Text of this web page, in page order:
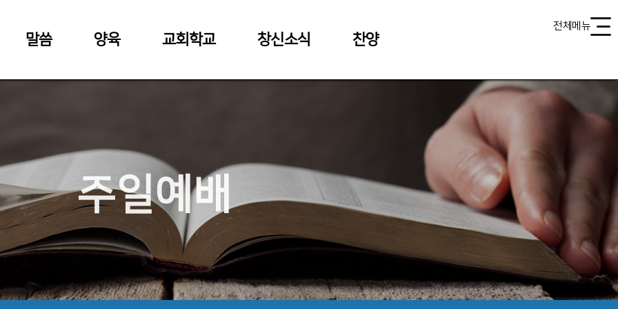
말씀 양육 교회학교 창신소식 찬양
전체메뉴
주일예배